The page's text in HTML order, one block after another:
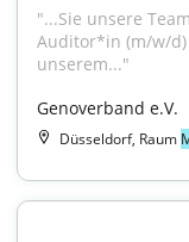
"...Sie unsere
Auditor*in (m/w/
unserem..."
Genoverband e.V.
Düsseldorf, Raum